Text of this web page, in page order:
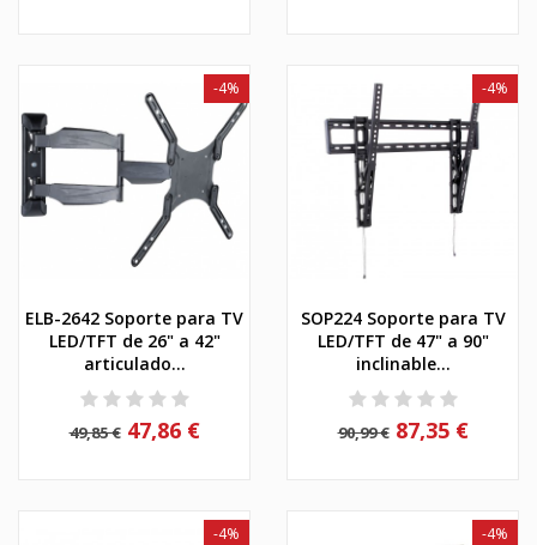
ELB-2642 Soporte para TV
LED/TFT de 26" a 42"
articulado...
49,85 €
-4%
47,86 €
SOP224 Soporte para TV
LED/TFT de 47" a 90"
inclinable...
90,99 €
-4%
87,35 €
-4% -4%